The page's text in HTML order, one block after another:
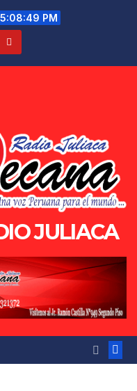
5:08:49 PM
JULIACA